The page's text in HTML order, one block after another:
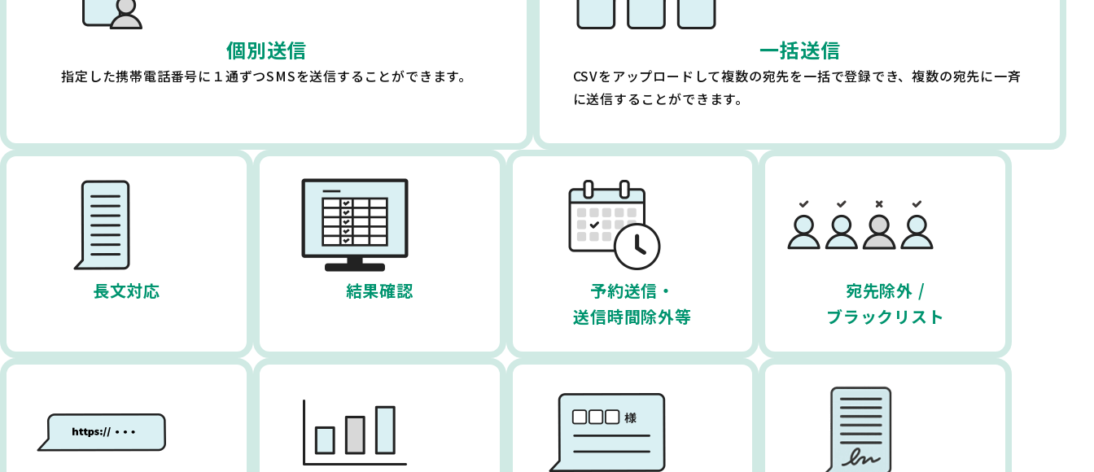
個別送信
指定した携帯電話番号に１通ずつSMSを送信することができます。
一括送信
CSVをアップロードして複数の宛先を一括で登録でき、複数の宛先に一斉
に送信することができます。
長文対応 結果確認
予約送信・
送信時間除外等
宛先除外 /
ブラックリスト